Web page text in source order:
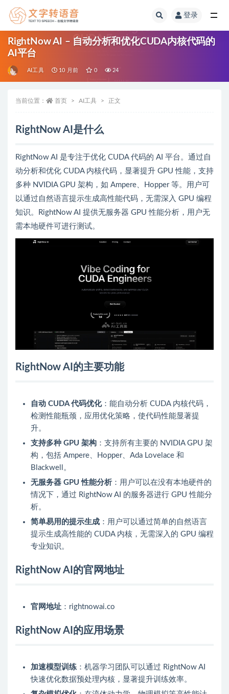
登录
RightNow AI – 自动分析和优化CUDA内核代码的
AI平台
AI工具 10 月前 0 24
当前位置： 首页 AI工具 正文
RightNow AI是什么
RightNow AI 是专注于优化 CUDA 代码的 AI 平台。通过自
动分析和优化 CUDA 内核代码，显著提升 GPU 性能，支持
多种 NVIDIA GPU 架构，如 Ampere、Hopper 等。用户可
以通过自然语言提示生成高性能代码，无需深入 GPU 编程
知识。RightNow AI 提供无服务器 GPU 性能分析，用户无
需本地硬件可进行测试。
RightNow AI的主要功能
自动 CUDA 代码优化：能自动分析 CUDA 内核代码，
检测性能瓶颈，应用优化策略，使代码性能显著提
升。
支持多种 GPU 架构 ：支持所有主要的 NVIDIA GPU 架
构，包括 Ampere、Hopper、Ada Lovelace 和
Blackwell。
无服务器 GPU 性能分析 ：用户可以在没有本地硬件的
情况下，通过 RightNow AI 的服务器进行 GPU 性能分
析。
简单易用的提示生成 ：用户可以通过简单的自然语言
提示生成高性能的 CUDA 内核，无需深入的 GPU 编程
专业知识。
RightNow AI的官网地址
官网地址 ：rightnowai.co
RightNow AI的应用场景
加速模型训练 ：机器学习团队可以通过 RightNow AI
快速优化数据预处理内核，显著提升训练效率。